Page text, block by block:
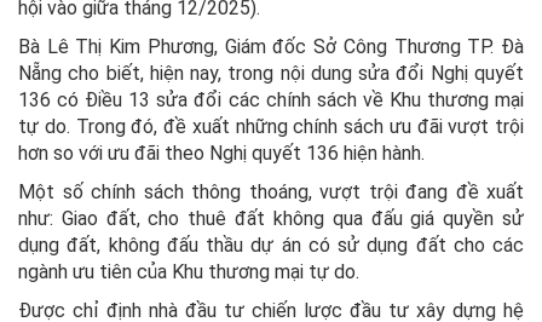
hội vào giữa tháng 12/2025).
Bà Lê Thị Kim Phương, Giám đốc Sở Công Thương TP. Đà
Nẵng cho biết, hiện nay, trong nội dung sửa đổi Nghị quyết
136 có Điều 13 sửa đổi các chính sách về Khu thương mại
tự do. Trong đó, đề xuất những chính sách ưu đãi vượt trội
hơn so với ưu đãi theo Nghị quyết 136 hiện hành.
Một số chính sách thông thoáng, vượt trội đang đề xuất
như: Giao đất, cho thuê đất không qua đấu giá quyền sử
dụng đất, không đấu thầu dự án có sử dụng đất cho các
ngành ưu tiên của Khu thương mại tự do.
Được chỉ định nhà đầu tư chiến lược đầu tư xây dựng hệ